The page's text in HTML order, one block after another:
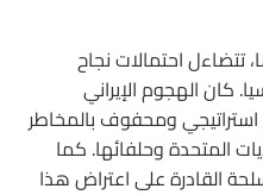
تتضاءل احتمالات نجاح
كان الهجوم الإيراني
استراتيجي ومحفوف بالمخاطر
المتحدة وحلفائها. كما
القادرة على اعتراض هذا